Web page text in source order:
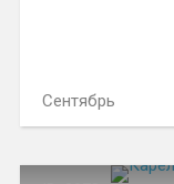
Сентябрь